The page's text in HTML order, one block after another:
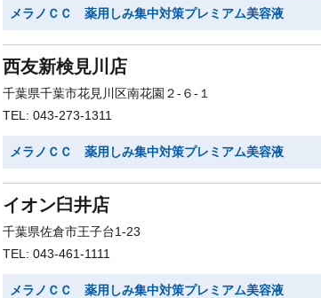
メラノＣＣ 薬用しみ集中対策プレミアム美容液
西友新検見川店
千葉県千葉市花見川区南花園２-６-１
TEL: 043-273-1311
メラノＣＣ 薬用しみ集中対策プレミアム美容液
イオン臼井店
千葉県佐倉市王子台1-23
TEL: 043-461-1111
メラノＣＣ 薬用しみ集中対策プレミアム美容液